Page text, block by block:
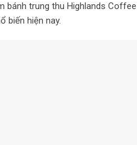
bánh trung thu Highlands
biến hiện nay.